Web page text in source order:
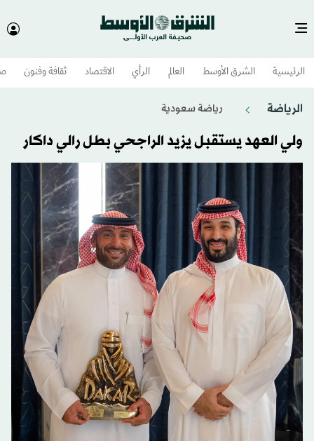
الرئيسية الشرق الأوسط​ العالم الرأي الاقتصاد ثقافة وفنون
الرياضة رياضة سعودية
ولي العهد يستقبل يزيد الراجحي بطل رالي داكار